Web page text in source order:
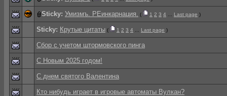
Sticky: Умизмъ. РЕинкарнация. ( 1 2 3 4 Last page )
Sticky: Крутые цитаты ( 1 2 3 4 Last page )
Сбор с учетом штормовского пинга
С Новым 2025 годом!
С днем святого Валентина
Кто нибудь играет в игровые автоматы Вулкан?